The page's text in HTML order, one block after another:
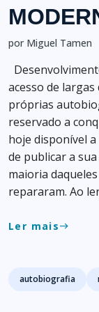
por Miguel Tamen
acesso de
próprias
reservado a
hoje disponível
de publicar a
maioria
repararam. Ao
Ler maiseast
Tags
autobiografia